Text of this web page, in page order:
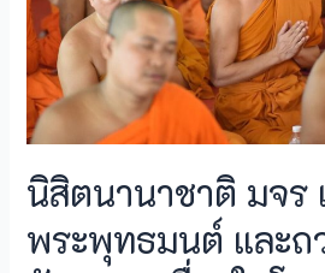
นิสิตนานาชาติ มจร
พระพุทธมนต์ และถ